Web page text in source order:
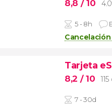
8,8 / 10
5 - 8h
Tarjeta
8,2 / 10
7 - 30d